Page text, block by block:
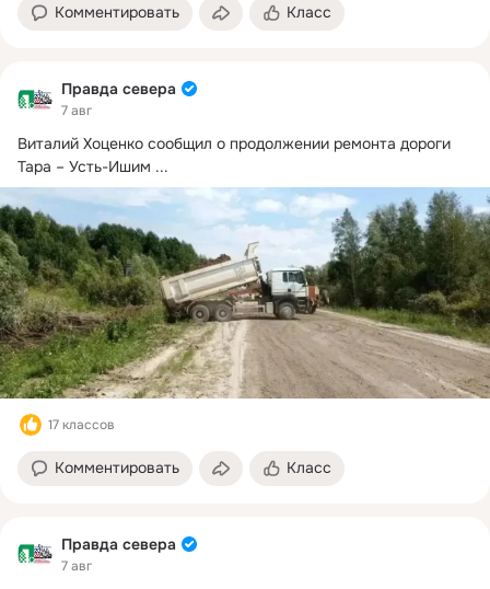
Комментировать Класс
Правда севера
7 авг
Виталий Хоценко сообщил о продолжении ремонта дороги
Тара – Усть-Ишим ...
17 классов
Комментировать Класс
Правда севера
7 авг